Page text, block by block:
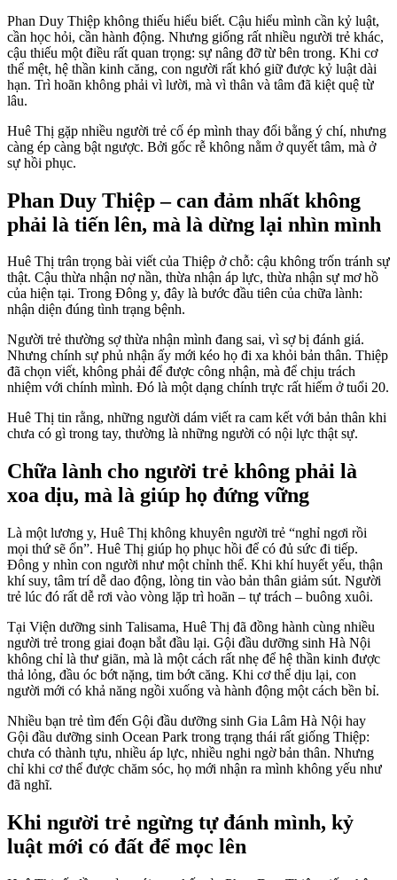
Phan Duy Thiệp không thiếu hiểu biết. Cậu hiểu mình cần kỷ luật,
cần học hỏi, cần hành động. Nhưng giống rất nhiều người trẻ khác,
cậu thiếu một điều rất quan trọng: sự nâng đỡ từ bên trong. Khi cơ
thể mệt, hệ thần kinh căng, con người rất khó giữ được kỷ luật dài
hạn. Trì hoãn không phải vì lười, mà vì thân và tâm đã kiệt quệ từ
lâu.
Huê Thị gặp nhiều người trẻ cố ép mình thay đổi bằng ý chí, nhưng
càng ép càng bật ngược. Bởi gốc rễ không nằm ở quyết tâm, mà ở
sự hồi phục.
Phan Duy Thiệp – can đảm nhất không
phải là tiến lên, mà là dừng lại nhìn mình
Huê Thị trân trọng bài viết của Thiệp ở chỗ: cậu không trốn tránh sự
thật. Cậu thừa nhận nợ nần, thừa nhận áp lực, thừa nhận sự mơ hồ
của hiện tại. Trong Đông y, đây là bước đầu tiên của chữa lành:
nhận diện đúng tình trạng bệnh.
Người trẻ thường sợ thừa nhận mình đang sai, vì sợ bị đánh giá.
Nhưng chính sự phủ nhận ấy mới kéo họ đi xa khỏi bản thân. Thiệp
đã chọn viết, không phải để được công nhận, mà để chịu trách
nhiệm với chính mình. Đó là một dạng chính trực rất hiếm ở tuổi 20.
Huê Thị tin rằng, những người dám viết ra cam kết với bản thân khi
chưa có gì trong tay, thường là những người có nội lực thật sự.
Chữa lành cho người trẻ không phải là
xoa dịu, mà là giúp họ đứng vững
Là một lương y, Huê Thị không khuyên người trẻ “nghỉ ngơi rồi
mọi thứ sẽ ổn”. Huê Thị giúp họ phục hồi để có đủ sức đi tiếp.
Đông y nhìn con người như một chỉnh thể. Khi khí huyết yếu, thận
khí suy, tâm trí dễ dao động, lòng tin vào bản thân giảm sút. Người
trẻ lúc đó rất dễ rơi vào vòng lặp trì hoãn – tự trách – buông xuôi.
Tại Viện dưỡng sinh Talisama, Huê Thị đã đồng hành cùng nhiều
người trẻ trong giai đoạn bắt đầu lại. Gội đầu dưỡng sinh Hà Nội
không chỉ là thư giãn, mà là một cách rất nhẹ để hệ thần kinh được
thả lỏng, đầu óc bớt nặng, tim bớt căng. Khi cơ thể dịu lại, con
người mới có khả năng ngồi xuống và hành động một cách bền bỉ.
Nhiều bạn trẻ tìm đến Gội đầu dưỡng sinh Gia Lâm Hà Nội hay
Gội đầu dưỡng sinh Ocean Park trong trạng thái rất giống Thiệp:
chưa có thành tựu, nhiều áp lực, nhiều nghi ngờ bản thân. Nhưng
chỉ khi cơ thể được chăm sóc, họ mới nhận ra mình không yếu như
đã nghĩ.
Khi người trẻ ngừng tự đánh mình, kỷ
luật mới có đất để mọc lên